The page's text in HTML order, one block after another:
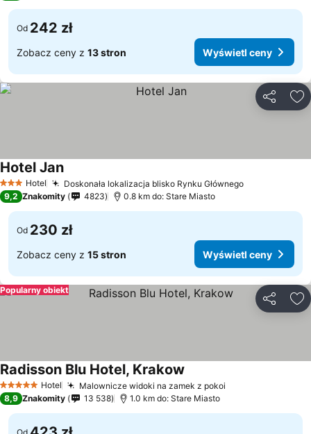
Od 242 zł
Zobacz ceny z 13 stron Wyświetl ceny
3 Kategoria
Hotel Doskonała lokalizacja blisko Rynku Głównego
Hotel Jan
9,2 Znakomity 4823 0.8 km do: Stare Miasto
Od 230 zł
Zobacz ceny z 15 stron Wyświetl ceny
Popularny obiekt
5 KategoriaHotel Malownicze widoki na zamek z pokoi
Radisson Blu Hotel, Krakow
8,9 Znakomity 13 538 1.0 km do: Stare Miasto
Od